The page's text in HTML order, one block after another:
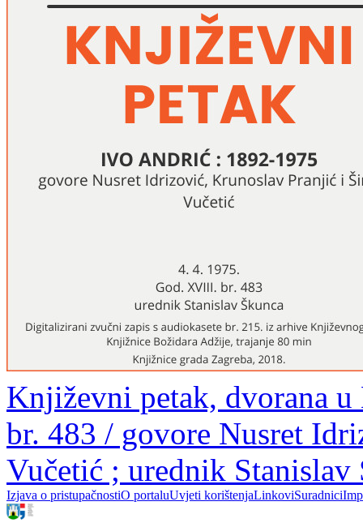
Književni petak, dvorana
br. 483 / govore Nusret
Vučetić ; urednik Stanislav
Izjava o pristupačnostiO portaluUvjeti korištenjaLinkoviSuradnici